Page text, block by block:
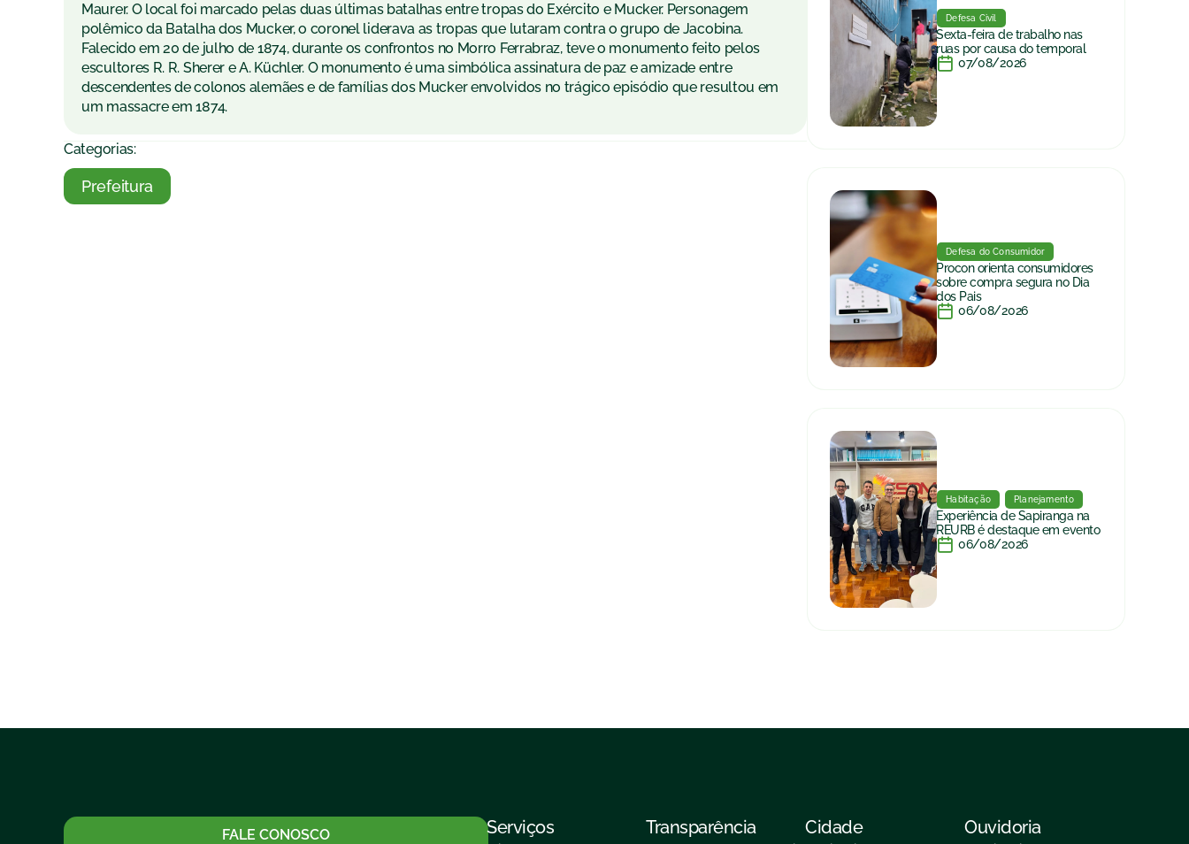
Maurer. O local foi marcado pelas duas últimas batalhas entre tropas do Exército e Mucker. Personagem
polêmico da Batalha dos Mucker, o coronel liderava as tropas que lutaram contra o grupo de Jacobina.
Falecido em 20 de julho de 1874, durante os confrontos no Morro Ferrabraz, teve o monumento feito pelos
escultores R. R. Sherer e A. Küchler. O monumento é uma simbólica assinatura de paz e amizade entre
descendentes de colonos alemães e de famílias dos Mucker envolvidos no trágico episódio que resultou em
um massacre em 1874.
Categorias:
Prefeitura
Defesa Civil
Sexta-feira de trabalho nas
ruas por causa do temporal
07/08/2026
Defesa do Consumidor
Procon orienta consumidores
sobre compra segura no Dia
dos Pais
06/08/2026
Habitação Planejamento
Experiência de Sapiranga na
REURB é destaque em evento
06/08/2026
FALE CONOSCO Serviços Transparência Cidade Ouvidoria